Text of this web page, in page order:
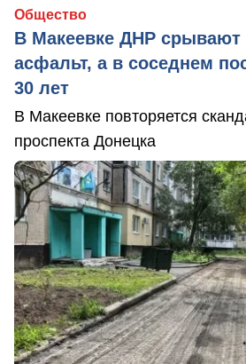
Общество
В Макеевке ДНР
асфальт, а в соседнем
30 лет
В Макеевке повторяется
проспекта Донецка